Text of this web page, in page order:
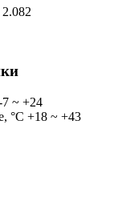
2.082
7 ~ +24
°C +18 ~ +43